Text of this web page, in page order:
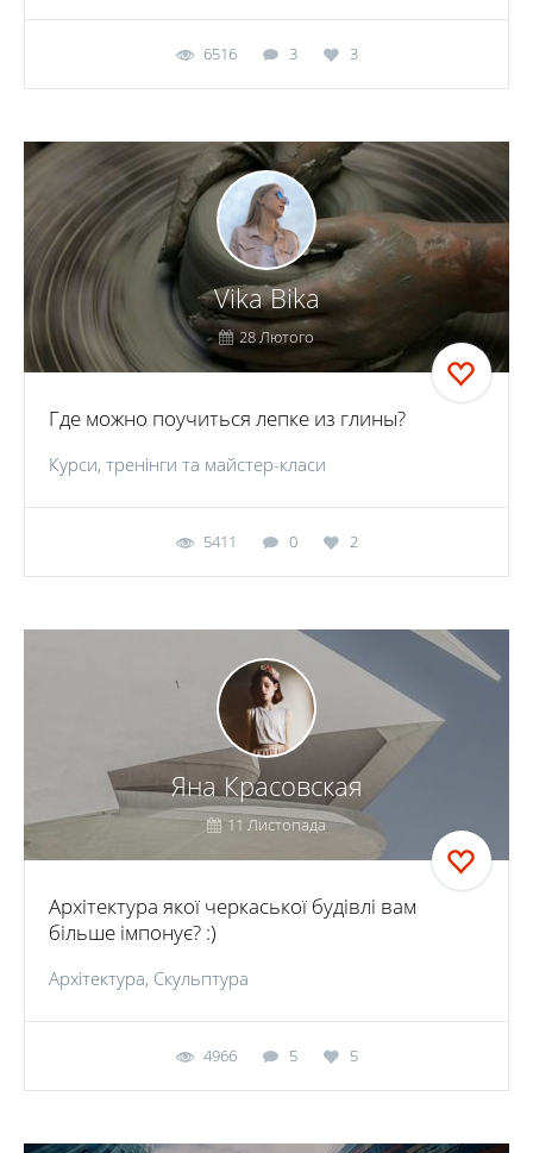
6516 3 3
Vika Bika
28 Лютого
Где можно поучиться лепке из глины?
Курси, тренінги та майстер-класи
5411 0 2
Яна Красовская
11 Листопада
Архітектура якої черкаської будівлі вам
більше імпонує? :)
Архітектура, Скульптура
4966 5 5